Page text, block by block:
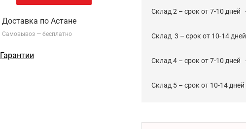
Доставка по Астане
Самовывоз — бесплатно
Гарантии
Склад 2 – срок от 7-10 дней
Cклад 3 – срок от 10-14 дней
Склад 4 – срок от 7-10 дней
Склад 5 – срок от 10-14 дней